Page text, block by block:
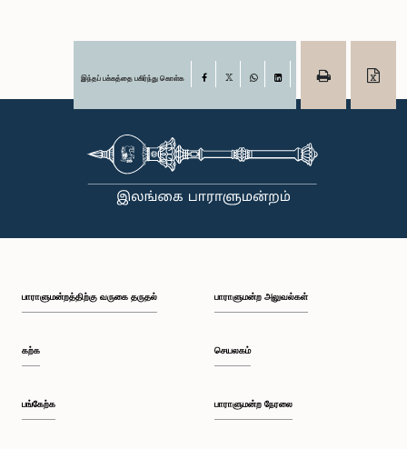
இந்தப் பக்கத்தை பகிர்ந்து கொள்க Facebook
பாராளுமன்றத்திற்கு வருகை தருதல்
கற்க
பங்கேற்க
பாராளுமன்ற அலுவல்கள்
செயலகம்
பாராளுமன்ற நேரலை